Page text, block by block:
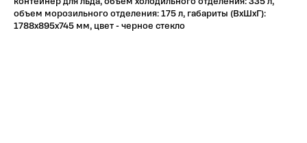
объем морозильного отделения: 175 л, габариты (ВхШхГ):
1788х895х745 мм, цвет - черное стекло